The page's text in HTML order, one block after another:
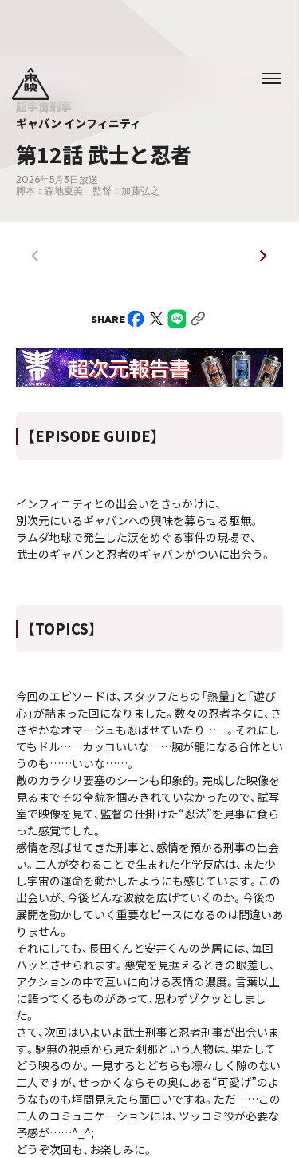
超宇宙刑事
ギャバン インフィニティ
第12話 武士と忍者
2026年5月3日放送
脚本：森地夏美 監督：加藤弘之
SHARE
【EPISODE GUIDE】
インフィニティとの出会いをきっかけに、
別次元にいるギャバンへの興味を募らせる駆無。
ラムダ地球で発生した涙をめぐる事件の現場で、
武士のギャバンと忍者のギャバンがついに出会う。
【TOPICS】
今回のエピソードは、スタッフたちの「熱量」と「遊び
心」が詰まった回になりました。数々の忍者ネタに、さ
さやかなオマージュも忍ばせていたり……。それにし
てもドル……カッコいいな……腕が龍になる合体とい
うのも……いいな……。
敵のカラクリ要塞のシーンも印象的。完成した映像を
見るまでその全貌を掴みきれていなかったので、試写
室で映像を見て、監督の仕掛けた“忍法”を見事に食ら
った感覚でした。
感情を忍ばせてきた刑事と、感情を預かる刑事の出会
い。二人が交わることで生まれた化学反応は、また少
し宇宙の運命を動かしたようにも感じています。この
出会いが、今後どんな波紋を広げていくのか。今後の
展開を動かしていく重要なピースになるのは間違いあ
りません。
それにしても、長田くんと安井くんの芝居には、毎回
ハッとさせられます。悪党を見据えるときの眼差し、
アクションの中で互いに向ける表情の濃度。言葉以上
に語ってくるものがあって、思わずゾクッとしまし
た。
さて、次回はいよいよ武士刑事と忍者刑事が出会いま
す。駆無の視点から見た刹那という人物は、果たして
どう映るのか。一見するとどちらも凛々しく隙のない
二人ですが、せっかくならその奥にある“可愛げ”のよ
うなものも垣間見えたら面白いですね。ただ……この
二人のコミュニケーションには、ツッコミ役が必要な
予感が……^_^;
どうぞ次回も、お楽しみに。